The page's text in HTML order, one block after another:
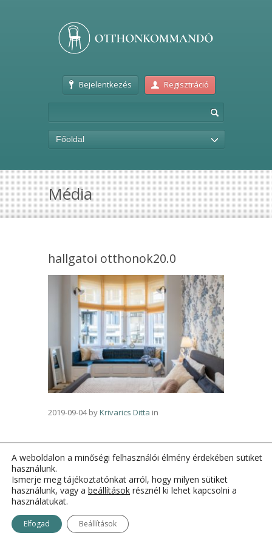
Bejelentkezés Regisztráció
Főoldal
Média
hallgatoi otthonok20.0
2019-09-04byKrivarics Ditta in
OtthonKommandó © 2011-2021
A weboldalon a minőségi felhasználói élmény érdekében sütiket
használunk.
Ismerje meg tájékoztatónkat arról, hogy milyen sütiket
használunk, vagy a beállítások résznél ki lehet kapcsolni a
használatukat.
Elfogad Beállítások